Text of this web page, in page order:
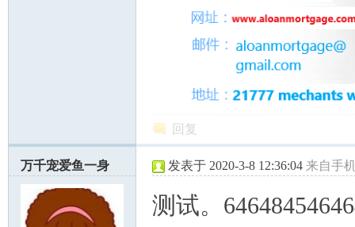
回复
万千宠爱鱼一身 发表于 2020-3-8 12:36:04 来自手
测试。